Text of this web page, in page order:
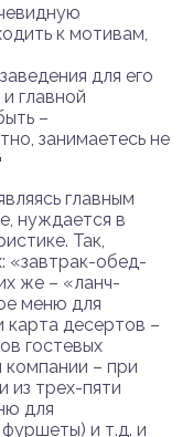
к мотивам,
для его
главной
–
занимаетесь не
главным
нуждается в
Так,
«завтрак-обед-
же – «ланч-
меню для
карта десертов –
гостевых
– при
из трех-пяти
для
и т.д. и